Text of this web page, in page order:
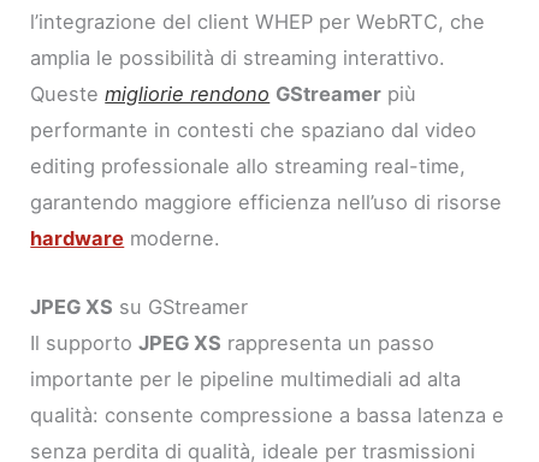
l’integrazione del client WHEP per WebRTC, che
amplia le possibilità di streaming interattivo.
Questemigliorie rendono GStreamer più
performante in contesti che spaziano dal video
editing professionale allo streaming real-time,
garantendo maggiore efficienza nell’uso di risorse
hardware moderne.
JPEG XS su GStreamer
Il supportoJPEG XS rappresenta un passo
importante per le pipeline multimediali ad alta
qualità: consente compressione a bassa latenza e
senza perdita di qualità, ideale per trasmissioni